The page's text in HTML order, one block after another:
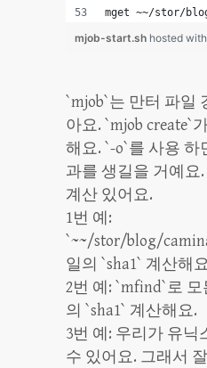
mget ~~/stor/
mjob-start.sh hosted with
`mjob`는 만터 파일
아요. `mjob create`
해요. `-o`를 사용 하
과를 생길을 거예요
계산 있어요.
1번 예:
`~~/stor/blog/
일의 `sha1` 계산해
2번 예: `mfind`로
의 `sha1` 계산해요.
3번 예: 우리가 유닉
수 있어요. 그래서